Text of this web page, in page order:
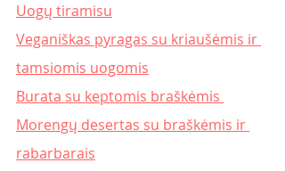
Uogų tiramisu
Veganiškas pyragas su kriaušėmis ir
tamsiomis uogomis
Burata su keptomis braškėmis
Morengų desertas su braškėmis ir
rabarbarais